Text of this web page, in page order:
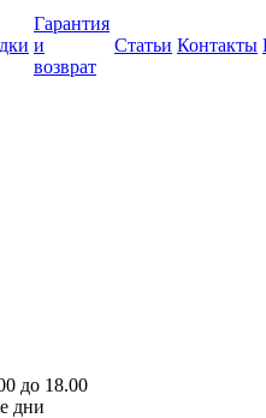
Гарантия
и
возврат
Статьи Контакты
до 18.00
дни